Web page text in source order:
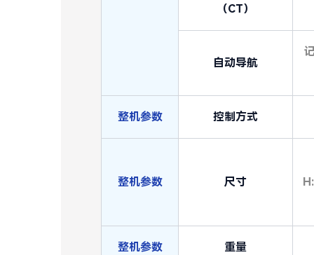
（CT）
自动导航
整机参数 控制方式
整机参数 尺寸
整机参数 重量